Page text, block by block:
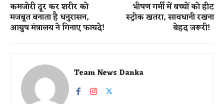
कमजोरी दूर कर शरीर को
मजबूत बनाता है धनुरासन,
आयुष मंत्रालय ने गिनाए फायदे!
भीषण गर्मी में बच्चों को हीट
स्ट्रोक खतरा, सावधानी रखना
बेहद जरूरी!
Team News Danka